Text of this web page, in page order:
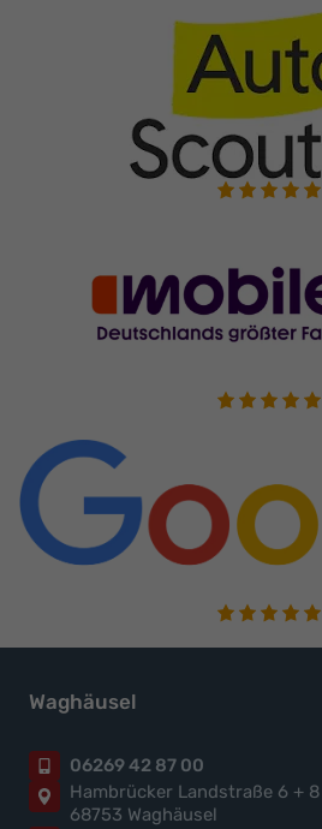
Waghäusel
06269 42 87 00
Hambrücker Landstraße 6 + 8
68753 Waghäusel